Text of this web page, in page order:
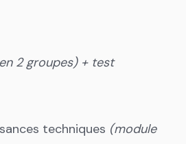
2 groupes) + test
techniques (module